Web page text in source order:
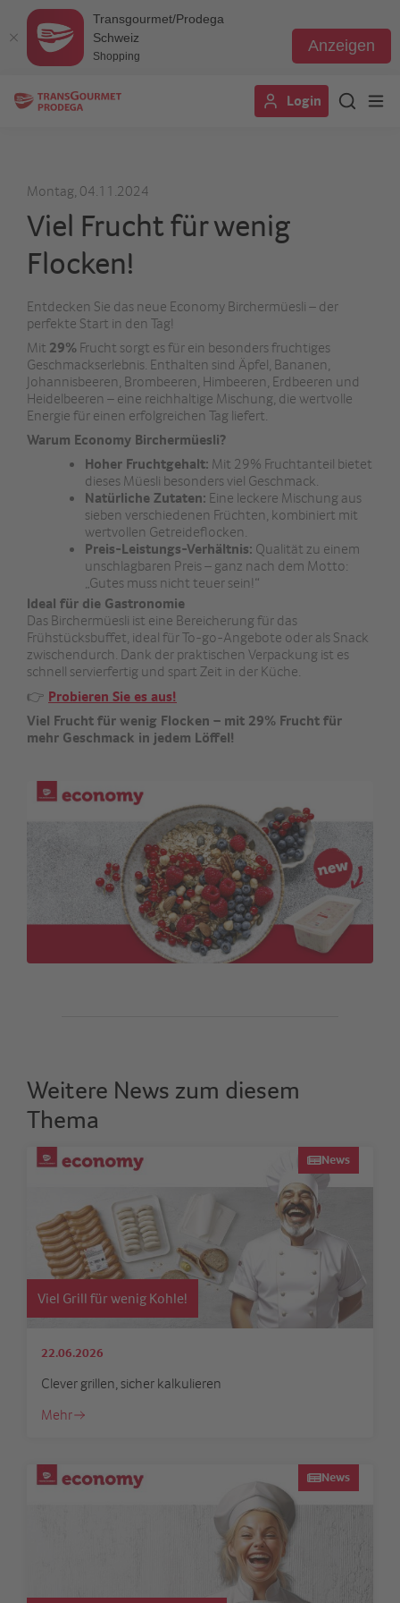
Transgourmet/Prodega
Schweiz
Shopping
Anzeigen
Login
Montag, 04.11.2024
Viel Frucht für wenig
Flocken!
Entdecken Sie das neue Economy Birchermüesli – der
perfekte Start in den Tag!
Mit 29% Frucht sorgt es für ein besonders fruchtiges
Geschmackserlebnis. Enthalten sind Äpfel, Bananen,
Johannisbeeren, Brombeeren, Himbeeren, Erdbeeren und
Heidelbeeren – eine reichhaltige Mischung, die wertvolle
Energie für einen erfolgreichen Tag liefert.
Warum Economy Birchermüesli?
Hoher Fruchtgehalt: Mit 29% Fruchtanteil bietet
dieses Müesli besonders viel Geschmack.
Natürliche Zutaten: Eine leckere Mischung aus
sieben verschiedenen Früchten, kombiniert mit
wertvollen Getreideflocken.
Preis-Leistungs-Verhältnis: Qualität zu einem
unschlagbaren Preis – ganz nach dem Motto:
„Gutes muss nicht teuer sein!“
Ideal für die Gastronomie
Das Birchermüesli ist eine Bereicherung für das
Frühstücksbuffet, ideal für To-go-Angebote oder als Snack
zwischendurch. Dank der praktischen Verpackung ist es
schnell servierfertig und spart Zeit in der Küche.
👉 Probieren Sie es aus!
Viel Frucht für wenig Flocken – mit 29% Frucht für
mehr Geschmack in jedem Löffel!
Weitere News zum diesem
Thema
News
Viel Grill für wenig Kohle!
22.06.2026
Clever grillen, sicher kalkulieren
Mehr
News